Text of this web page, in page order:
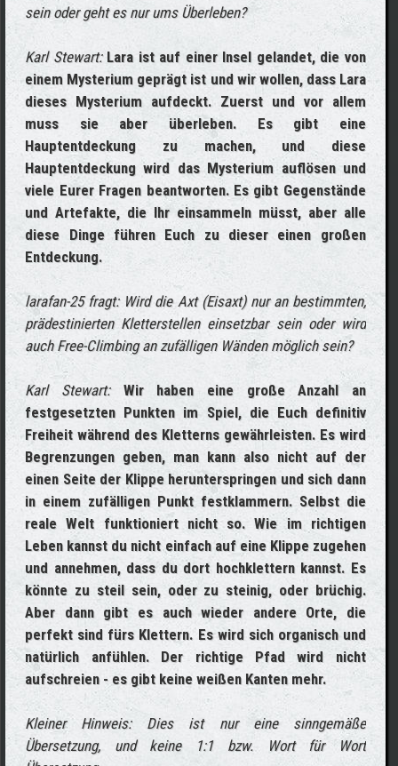
sein oder geht es nur ums Überleben?
Karl Stewart: Lara ist auf einer Insel gelandet, die von
einem Mysterium geprägt ist und wir wollen, dass Lara
dieses Mysterium aufdeckt. Zuerst und vor allem
muss sie aber überleben. Es gibt eine
Hauptentdeckung zu machen, und diese
Hauptentdeckung wird das Mysterium auflösen und
viele Eurer Fragen beantworten. Es gibt Gegenstände
und Artefakte, die Ihr einsammeln müsst, aber alle
diese Dinge führen Euch zu dieser einen großen
Entdeckung.
larafan-25 fragt: Wird die Axt (Eisaxt) nur an bestimmten,
prädestinierten Kletterstellen einsetzbar sein oder wird
auch Free-Climbing an zufälligen Wänden möglich sein?
Karl Stewart:
Wir haben eine große Anzahl an
festgesetzten Punkten im Spiel, die Euch definitiv
Freiheit während des Kletterns gewährleisten. Es wird
Begrenzungen geben, man kann also nicht auf der
einen Seite der Klippe herunterspringen und sich dann
in einem zufälligen Punkt festklammern. Selbst die
reale Welt funktioniert nicht so. Wie im richtigen
Leben kannst du nicht einfach auf eine Klippe zugehen
und annehmen, dass du dort hochklettern kannst. Es
könnte zu steil sein, oder zu steinig, oder brüchig.
Aber dann gibt es auch wieder andere Orte, die
perfekt sind fürs Klettern. Es wird sich organisch und
natürlich anfühlen. Der richtige Pfad wird nicht
aufschreien - es gibt keine weißen Kanten mehr.
Kleiner Hinweis: Dies ist nur eine sinngemäße
Übersetzung, und keine 1:1 bzw. Wort für Wort